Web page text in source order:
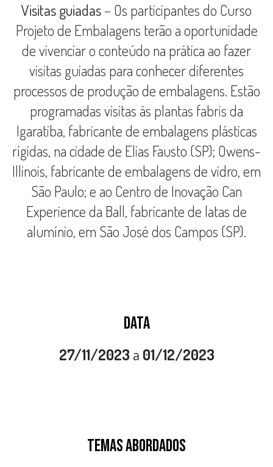
Visitas guiadas– Os participantes do Curso
Projeto de Embalagens terão a oportunidade
de vivenciar o conteúdo na prática ao fazer
visitas guiadas para conhecer diferentes
processos de produção de embalagens. Estão
programadas visitas às plantas fabris da
Igaratiba, fabricante de embalagens plásticas
rígidas, na cidade de Elias Fausto (SP); Owens-
Illinois, fabricante de embalagens de vidro, em
São Paulo; e ao Centro de Inovação Can
Experience da Ball, fabricante de latas de
alumínio, em São José dos Campos (SP).
DATA
27/11/2023 a 01/12/2023
TEMAS ABORDADOS